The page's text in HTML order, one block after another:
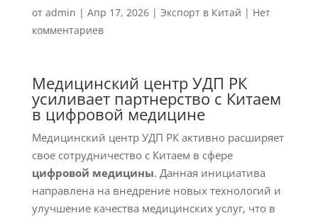
от admin | Апр 17, 2026| Экспорт в Китай | Нет
комментариев
Медицинский центр УДП РК
усиливает партнерство с Китаем
в цифровой медицине
Медицинский центр УДП РК активно расширяет
свое сотрудничество с Китаем в сфере
цифровой медицины. Данная инициатива
направлена на внедрение новых технологий и
улучшение качества медицинских услуг, что в